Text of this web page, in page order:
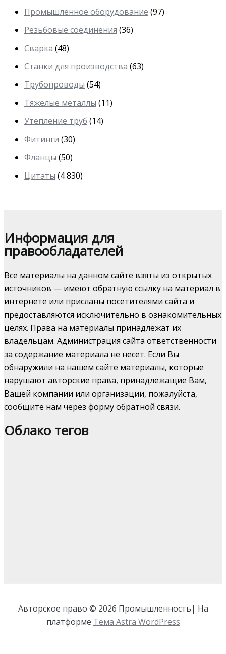
Промышленное оборудование (97)
Резьбовые соединения (36)
Сварка (48)
Станки для производства (63)
Трубопроводы (54)
Тяжелые металлы (11)
Утепление труб (14)
Фитинги (30)
Фланцы (50)
Цитаты (4 830)
Информация для
правообладателей
Все материалы на данном сайте взяты из открытых
источников — имеют обратную ссылку на материал в
интернете или присланы посетителями сайта и
предоставляются исключительно в ознакомительных
целях. Права на материалы принадлежат их
владельцам. Администрация сайта ответственности
за содержание материала не несет. Если Вы
обнаружили на нашем сайте материалы, которые
нарушают авторские права, принадлежащие Вам,
Вашей компании или организации, пожалуйста,
сообщите нам через форму обратной связи.
Облако тегов
Авторское право © 2026 Промышленность| На
платформе Тема Astra WordPress